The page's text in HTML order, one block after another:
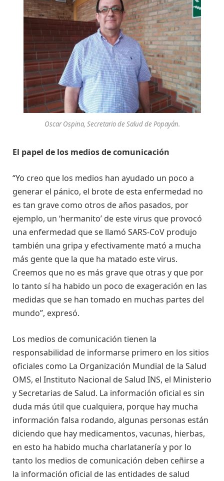
Oscar Ospina, Secretario de Salud de Popayán.
El papel de los medios de comunicación
“Yo creo que los medios han ayudado un poco a
generar el pánico, el brote de esta enfermedad no
es tan grave como otros de años pasados, por
ejemplo, un ‘hermanito’ de este virus que provocó
una enfermedad que se llamó SARS-CoV produjo
también una gripa y efectivamente mató a mucha
más gente que la que ha matado este virus.
Creemos que no es más grave que otras y que por
lo tanto sí ha habido un poco de exageración en las
medidas que se han tomado en muchas partes del
mundo”, expresó.
Los medios de comunicación tienen la
responsabilidad de informarse primero en los sitios
oficiales como La Organización Mundial de la Salud
OMS, el Instituto Nacional de Salud INS, el Ministerio
y Secretarias de Salud. La información oficial es sin
duda más útil que cualquiera, porque hay mucha
información falsa rodando, algunas personas están
diciendo que hay medicamentos, vacunas, hierbas,
en esto ha habido mucha charlatanería y por lo
tanto los medios de comunicación deben ceñirse a
la información oficial de las entidades de salud